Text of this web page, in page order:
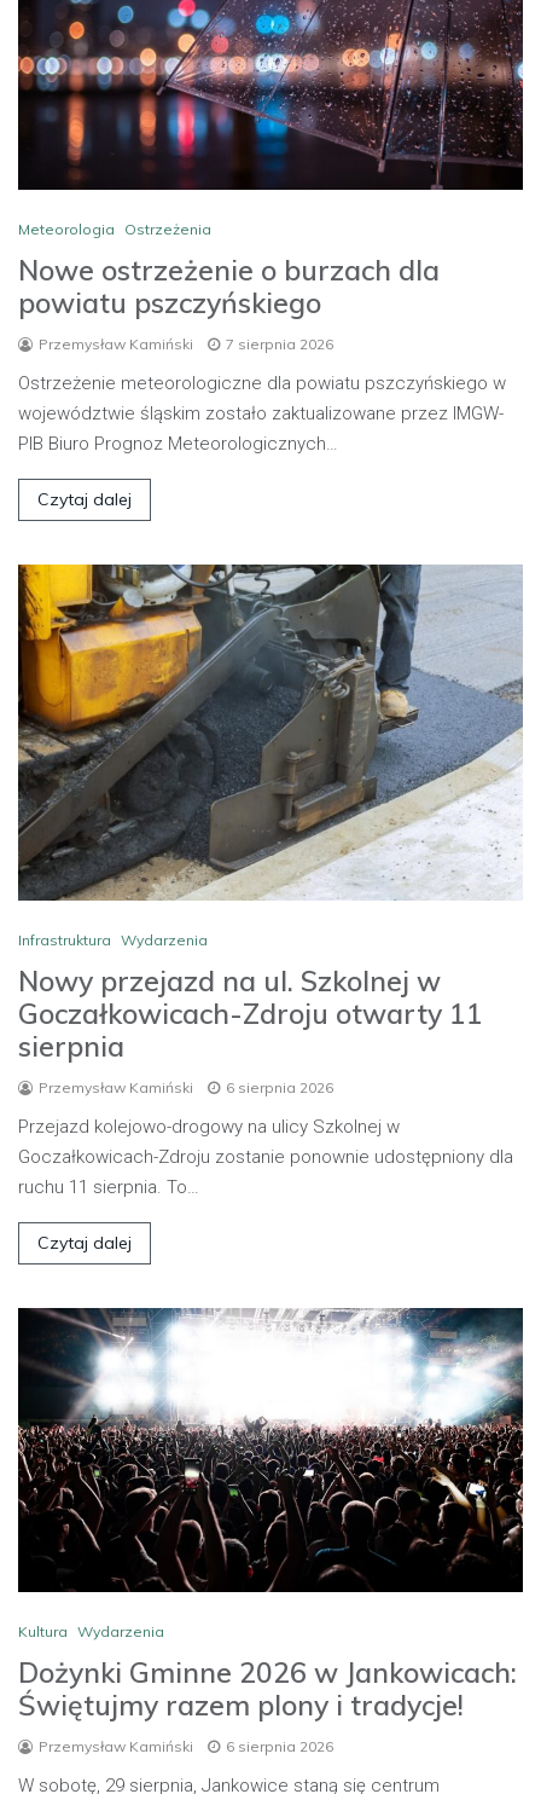
Meteorologia Ostrzeżenia
Nowe ostrzeżenie o burzach dla
powiatu pszczyńskiego
Przemysław Kamiński 7 sierpnia 2026
Ostrzeżenie meteorologiczne dla powiatu pszczyńskiego w
województwie śląskim zostało zaktualizowane przez IMGW-
PIB Biuro Prognoz Meteorologicznych…
Czytaj dalej
Infrastruktura Wydarzenia
Nowy przejazd na ul. Szkolnej w
Goczałkowicach-Zdroju otwarty 11
sierpnia
Przemysław Kamiński 6 sierpnia 2026
Przejazd kolejowo-drogowy na ulicy Szkolnej w
Goczałkowicach-Zdroju zostanie ponownie udostępniony dla
ruchu 11 sierpnia. To…
Czytaj dalej
Kultura Wydarzenia
Dożynki Gminne 2026 w Jankowicach:
Świętujmy razem plony i tradycje!
Przemysław Kamiński 6 sierpnia 2026
W sobotę, 29 sierpnia, Jankowice staną się centrum